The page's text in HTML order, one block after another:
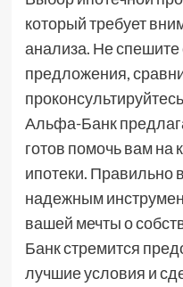
который требует
анализа. Не спешите
предложения,
Альфа-Банк
готов помочь вам
ипотеки. Правильно
надежным
вашей мечты о
Банк стремится
лучшие условия и